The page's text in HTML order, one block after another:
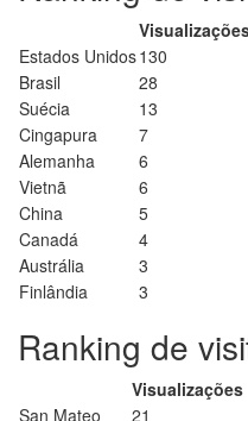
Estados Unidos130
Brasil
28
Suécia
13
Cingapura
7
Alemanha
6
Vietnã
6
China
5
Canadá
4
Austrália
3
Finlândia
3
Ranking de
Visualizações
San Mateo
21